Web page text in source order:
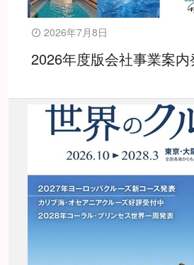
2026年7月8日
2026年度版会社事業案内